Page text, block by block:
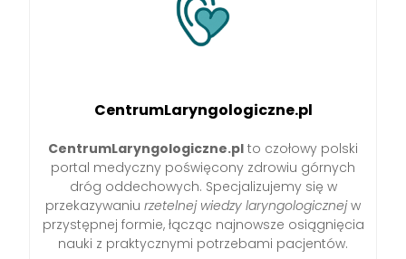
CentrumLaryngologiczne.pl
CentrumLaryngologiczne.pl to czołowy polski
portal medyczny poświęcony zdrowiu górnych
dróg oddechowych. Specjalizujemy się w
przekazywaniu rzetelnej wiedzy laryngologicznejw
przystępnej formie, łącząc najnowsze osiągnięcia
nauki z praktycznymi potrzebami pacjentów.